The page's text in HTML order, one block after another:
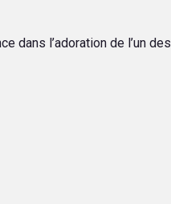
dans l’adoration de l’un des